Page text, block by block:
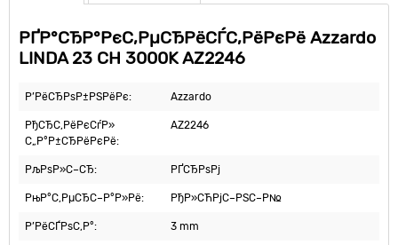
РҐР°СЂР°РєС‚РµСЂРёСЃС‚РёРєРё Azzardo
LINDA 23 CH 3000K AZ2246
Р’РёСЂРѕР±РЅРёРє: Azzardo
РђСЂС‚РёРєСѓР»
С„Р°Р±СЂРёРєРё:
AZ2246
РљРѕР»С–СЂ: РҐСЂРѕРј
РњР°С‚РµСЂС–Р°Р»Рё: РђР»СЋРјС–РЅС–Р№
Р’РёСЃРѕС‚Р°: 3 mm